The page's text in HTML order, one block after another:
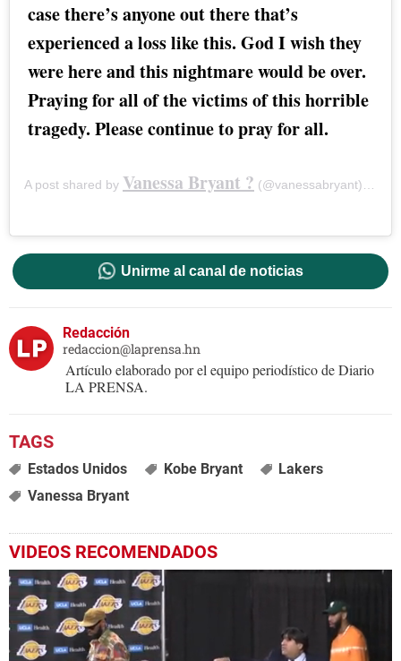
case there’s anyone out there that’s
experienced a loss like this. God I wish they
were here and this nightmare would be over.
Praying for all of the victims of this horrible
tragedy. Please continue to pray for all.
A post shared by Vanessa Bryant ? (@vanessabryant) on
Unirme al canal de noticias
Redacción
redaccion@laprensa.hn
Artículo elaborado por el equipo periodístico de Diario
LA PRENSA.
Estados Unidos Kobe Bryant
Lakers
Vanessa Bryant
VIDEOS RECOMENDADOS